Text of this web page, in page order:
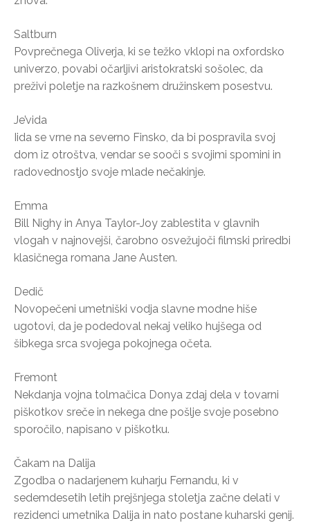
Saltburn
Povprečnega Oliverja, ki se težko vklopi na oxfordsko
univerzo, povabi očarljivi aristokratski sošolec, da
preživi poletje na razkošnem družinskem posestvu.
Je’vida
Iida se vrne na severno Finsko, da bi pospravila svoj
dom iz otroštva, vendar se sooči s svojimi spomini in
radovednostjo svoje mlade nečakinje.
Emma
Bill Nighy in Anya Taylor-Joy zablestita v glavnih
vlogah v najnovejši, čarobno osvežujoči filmski priredbi
klasičnega romana Jane Austen.
Dedič
Novopečeni umetniški vodja slavne modne hiše
ugotovi, da je podedoval nekaj veliko hujšega od
šibkega srca svojega pokojnega očeta.
Fremont
Nekdanja vojna tolmačica Donya zdaj dela v tovarni
piškotkov sreče in nekega dne pošlje svoje posebno
sporočilo, napisano v piškotku.
Čakam na Dalija
Zgodba o nadarjenem kuharju Fernandu, ki v
sedemdesetih letih prejšnjega stoletja začne delati v
rezidenci umetnika Dalija in nato postane kuharski genij.